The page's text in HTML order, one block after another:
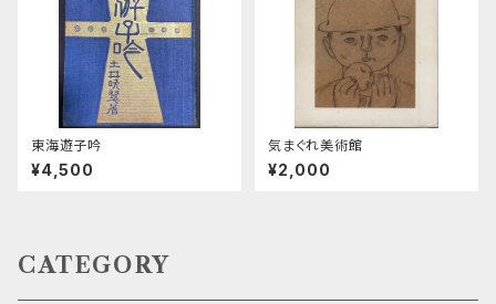
東海遊子吟
¥4,500
気まぐれ美術館
¥2,000
CATEGORY